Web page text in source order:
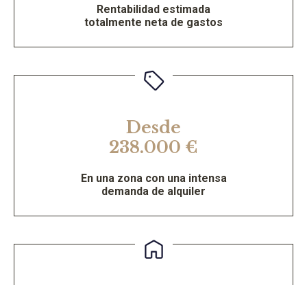
Rentabilidad estimada
totalmente neta de gastos
Desde
238.000 €
En una zona con una intensa
demanda de alquiler